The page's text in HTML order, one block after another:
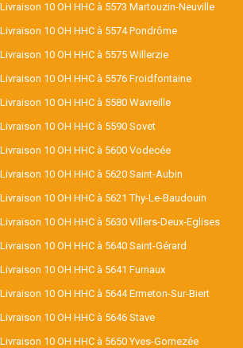
Livraison 10 OH HHC à 5573 Martouzin-Neuville
Livraison 10 OH HHC à 5574 Pondrôme
Livraison 10 OH HHC à 5575 Willerzie
Livraison 10 OH HHC à 5576 Froidfontaine
Livraison 10 OH HHC à 5580 Wavreille
Livraison 10 OH HHC à 5590 Sovet
Livraison 10 OH HHC à 5600 Vodecée
Livraison 10 OH HHC à 5620 Saint-Aubin
Livraison 10 OH HHC à 5621 Thy-Le-Baudouin
Livraison 10 OH HHC à 5630 Villers-Deux-Eglises
Livraison 10 OH HHC à 5640 Saint-Gérard
Livraison 10 OH HHC à 5641 Furnaux
Livraison 10 OH HHC à 5644 Ermeton-Sur-Biert
Livraison 10 OH HHC à 5646 Stave
Livraison 10 OH HHC à 5650 Yves-Gomezée